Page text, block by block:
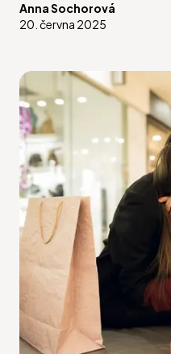
Anna Sochorová
20. června 2025